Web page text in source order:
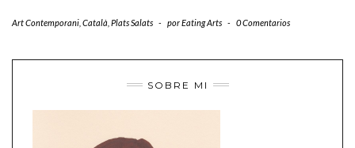
Art Contemporani Català Plats Salats - porEating Arts - 0 Comentarios
SOBRE MI